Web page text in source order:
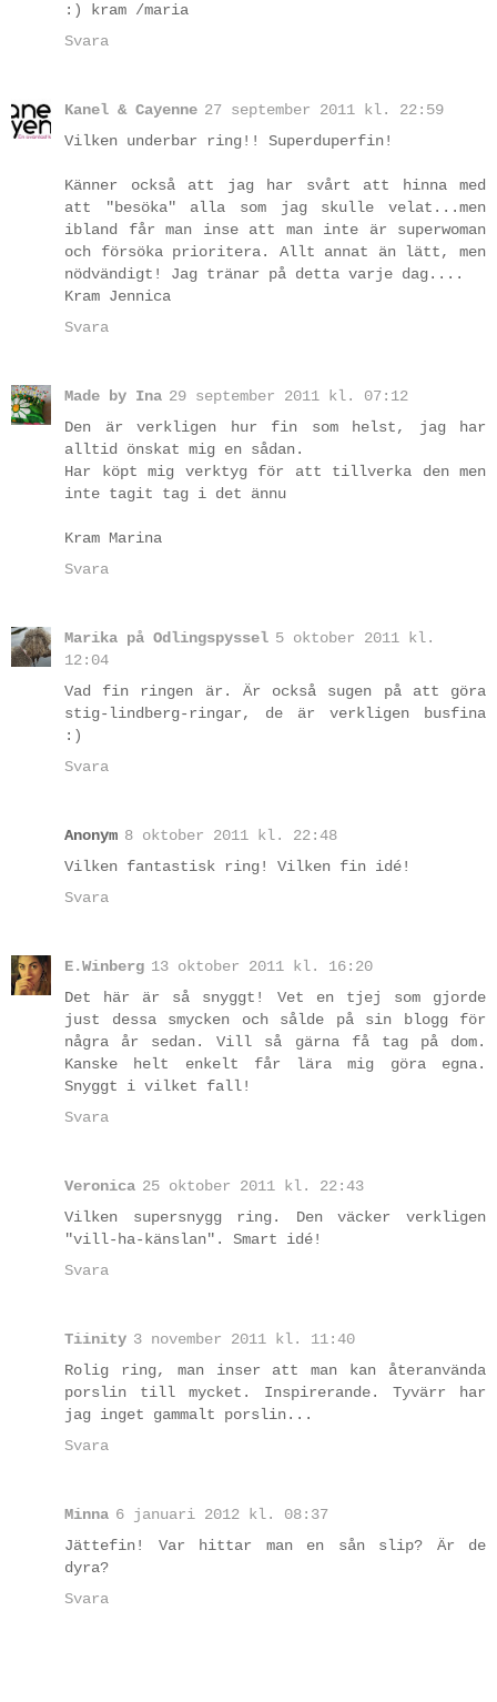
:) kram /maria
Svara
Kanel & Cayenne 27 september 2011 kl. 22:59
Vilken underbar ring!! Superduperfin!
Känner också att jag har svårt att hinna med
att "besöka" alla som jag skulle velat...men
ibland får man inse att man inte är superwoman
och försöka prioritera. Allt annat än lätt, men
nödvändigt! Jag tränar på detta varje dag....
Kram Jennica
Svara
Made by Ina 29 september 2011 kl. 07:12
Den är verkligen hur fin som helst, jag har
alltid önskat mig en sådan.
Har köpt mig verktyg för att tillverka den men
inte tagit tag i det ännu
Kram Marina
Svara
Marika på Odlingspyssel 5 oktober 2011 kl.
12:04
Vad fin ringen är. Är också sugen på att göra
stig-lindberg-ringar, de är verkligen busfina
:)
Svara
Anonym 8 oktober 2011 kl. 22:48
Vilken fantastisk ring! Vilken fin idé!
Svara
E.Winberg 13 oktober 2011 kl. 16:20
Det här är så snyggt! Vet en tjej som gjorde
just dessa smycken och sålde på sin blogg för
några år sedan. Vill så gärna få tag på dom.
Kanske helt enkelt får lära mig göra egna.
Snyggt i vilket fall!
Svara
Veronica 25 oktober 2011 kl. 22:43
Vilken supersnygg ring. Den väcker verkligen
"vill-ha-känslan". Smart idé!
Svara
Tiinity 3 november 2011 kl. 11:40
Rolig ring, man inser att man kan återanvända
porslin till mycket. Inspirerande. Tyvärr har
jag inget gammalt porslin...
Svara
Minna 6 januari 2012 kl. 08:37
Jättefin! Var hittar man en sån slip? Är de
dyra?
Svara